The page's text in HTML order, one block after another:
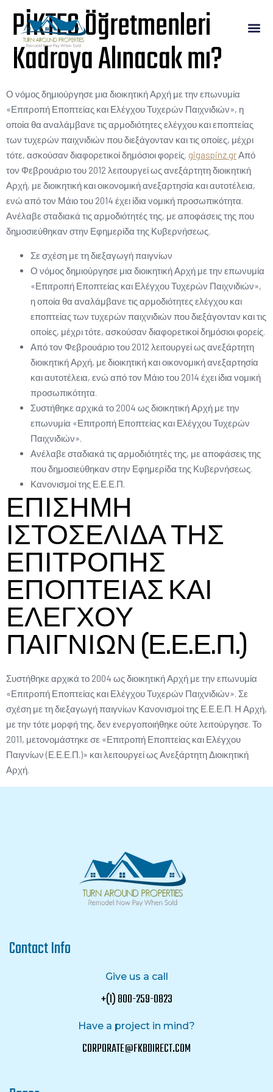
PİKTES Öğretmenleri
Kadroya Alınacak mı?
Ο νόμος δημιούργησε μια διοικητική Αρχή με την επωνυμία
«Επιτροπή Εποπτείας και Ελέγχου Τυχερών Παιχνιδιών», η
οποία θα αναλάμβανε τις αρμοδιότητες ελέγχου και εποπτείας
των τυχερών παιχνιδιών που διεξάγονταν και τις οποίες, μέχρι
τότε, ασκούσαν διαφορετικοί δημόσιοι φορείς. gigaspinz.grΑπό
τον Φεβρουάριο του 2012 λειτουργεί ως ανεξάρτητη διοικητική
Αρχή, με διοικητική και οικονομική ανεξαρτησία και αυτοτέλεια,
ενώ από τον Μάιο του 2014 έχει ίδια νομική προσωπικότητα.
Ανέλαβε σταδιακά τις αρμοδιότητές της, με αποφάσεις της που
δημοσιεύθηκαν στην Εφημερίδα της Κυβερνήσεως.
Σε σχέση με τη διεξαγωγή παιγνίων
Ο νόμος δημιούργησε μια διοικητική Αρχή με την επωνυμία
«Επιτροπή Εποπτείας και Ελέγχου Τυχερών Παιχνιδιών»,
η οποία θα αναλάμβανε τις αρμοδιότητες ελέγχου και
εποπτείας των τυχερών παιχνιδιών που διεξάγονταν και τις
οποίες, μέχρι τότε, ασκούσαν διαφορετικοί δημόσιοι φορείς.
Από τον Φεβρουάριο του 2012 λειτουργεί ως ανεξάρτητη
διοικητική Αρχή, με διοικητική και οικονομική ανεξαρτησία
και αυτοτέλεια, ενώ από τον Μάιο του 2014 έχει ίδια νομική
προσωπικότητα.
Συστήθηκε αρχικά το 2004 ως διοικητική Αρχή με την
επωνυμία «Επιτροπή Εποπτείας και Ελέγχου Τυχερών
Παιχνιδιών».
Ανέλαβε σταδιακά τις αρμοδιότητές της, με αποφάσεις της
που δημοσιεύθηκαν στην Εφημερίδα της Κυβερνήσεως.
Κανονισμοί της Ε.Ε.Ε.Π.
ΕΠΙΣΗΜΗ
ΙΣΤΟΣΕΛΙΔΑ ΤΗΣ
ΕΠΙΤΡΟΠΗΣ
ΕΠΟΠΤΕΙΑΣ ΚΑΙ
ΕΛΕΓΧΟΥ
ΠΑΙΓΝΙΩΝ (Ε.Ε.Ε.Π.)
Συστήθηκε αρχικά το 2004 ως διοικητική Αρχή με την επωνυμία
«Επιτροπή Εποπτείας και Ελέγχου Τυχερών Παιχνιδιών». Σε
σχέση με τη διεξαγωγή παιγνίων Κανονισμοί της Ε.Ε.Ε.Π. Η Αρχή,
με την τότε μορφή της, δεν ενεργοποιήθηκε ούτε λειτούργησε. Το
2011, μετονομάστηκε σε «Επιτροπή Εποπτείας και Ελέγχου
Παιγνίων (Ε.Ε.Ε.Π.)» και λειτουργεί ως Ανεξάρτητη Διοικητική
Αρχή.
Contact Info
Give us a call
+(1) 800-259-0823
Have a project in mind?
CORPORATE@FKBDIRECT.COM